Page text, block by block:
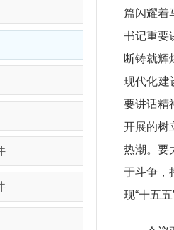
篇闪耀着
书记重要
断铸就辉
现代化建
要讲话精
开展的树
热潮。要
于斗争，
现“十五